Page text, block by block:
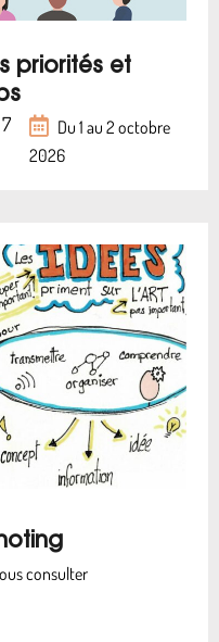
priorités et
Du 1 au 2 octobre
2026
consulter